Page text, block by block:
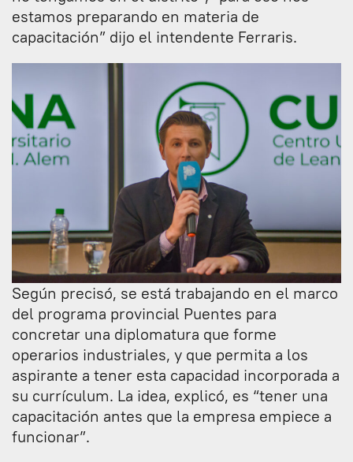
estamos preparando en materia de
capacitación” dijo el intendente Ferraris.
Según precisó, se está trabajando en el marco
del programa provincial Puentes para
concretar una diplomatura que forme
operarios industriales, y que permita a los
aspirante a tener esta capacidad incorporada a
su currículum. La idea, explicó, es “tener una
capacitación antes que la empresa empiece a
funcionar”.